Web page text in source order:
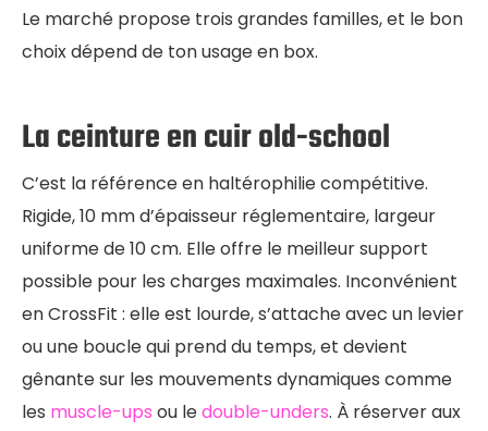
Le marché propose trois grandes familles, et le bon
choix dépend de ton usage en box.
La ceinture en cuir old-school
C’est la référence en haltérophilie compétitive.
Rigide, 10 mm d’épaisseur réglementaire, largeur
uniforme de 10 cm. Elle offre le meilleur support
possible pour les charges maximales. Inconvénient
en CrossFit : elle est lourde, s’attache avec un levier
ou une boucle qui prend du temps, et devient
gênante sur les mouvements dynamiques comme
les muscle-ups ou ledouble-unders. À réserver aux